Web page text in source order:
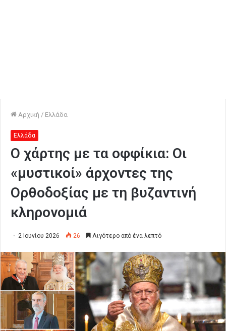
Αρχική / Ελλάδα
Ελλάδα
Ο χάρτης με τα οφφίκια: Οι
«μυστικοί» άρχοντες της
Ορθοδοξίας με τη βυζαντινή
κληρονομιά
2 Ιουνίου 2026 26 Λιγότερο από ένα λεπτό